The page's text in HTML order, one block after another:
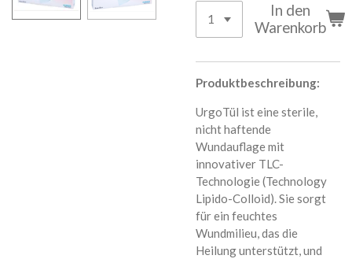
In den
Warenkorb
Produktbeschreibung:
UrgoTül ist eine sterile,
nicht haftende
Wundauflage mit
innovativer TLC-
Technologie (Technology
Lipido-Colloid). Sie sorgt
für ein feuchtes
Wundmilieu, das die
Heilung unterstützt, und